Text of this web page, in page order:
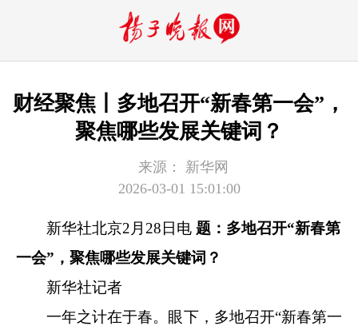
财经聚焦丨多地召开“新春第一会”，
聚焦哪些发展关键词？
来源：
新华网
2026-03-01 15:01:00
新华社北京2月28日电 题：多地召开“新春第
一会”，聚焦哪些发展关键词？
新华社记者
一年之计在于春。眼下，多地召开“新春第一